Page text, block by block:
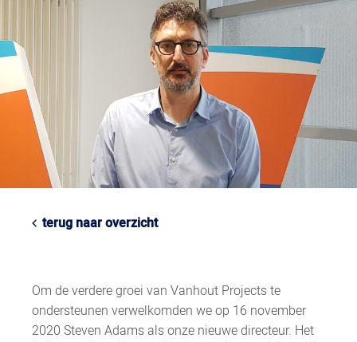
terug naar overzicht
Om de verdere groei van Vanhout Projects te
ondersteunen verwelkomden we op 16 november
2020 Steven Adams als onze nieuwe directeur. Het